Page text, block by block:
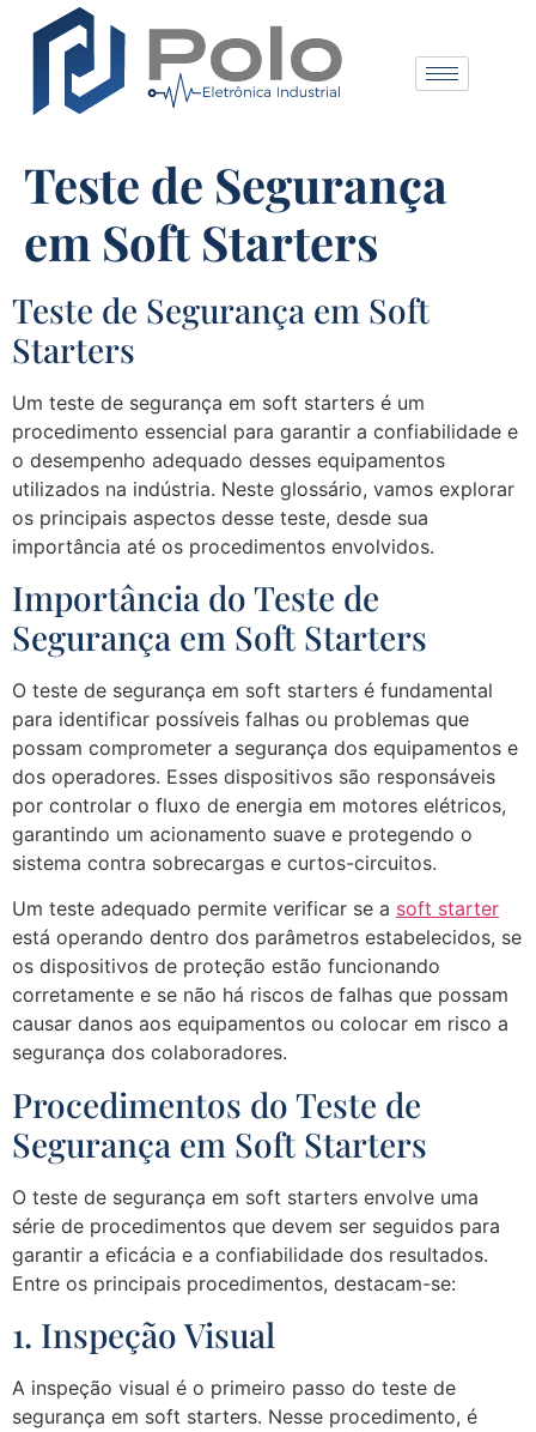
Teste de Segurança
em Soft Starters
Teste de Segurança em Soft
Starters
Um teste de segurança em soft starters é um
procedimento essencial para garantir a confiabilidade e
o desempenho adequado desses equipamentos
utilizados na indústria. Neste glossário, vamos explorar
os principais aspectos desse teste, desde sua
importância até os procedimentos envolvidos.
Importância do Teste de
Segurança em Soft Starters
O teste de segurança em soft starters é fundamental
para identificar possíveis falhas ou problemas que
possam comprometer a segurança dos equipamentos e
dos operadores. Esses dispositivos são responsáveis
por controlar o fluxo de energia em motores elétricos,
garantindo um acionamento suave e protegendo o
sistema contra sobrecargas e curtos-circuitos.
Um teste adequado permite verificar se a soft starter
está operando dentro dos parâmetros estabelecidos, se
os dispositivos de proteção estão funcionando
corretamente e se não há riscos de falhas que possam
causar danos aos equipamentos ou colocar em risco a
segurança dos colaboradores.
Procedimentos do Teste de
Segurança em Soft Starters
O teste de segurança em soft starters envolve uma
série de procedimentos que devem ser seguidos para
garantir a eficácia e a confiabilidade dos resultados.
Entre os principais procedimentos, destacam-se:
1. Inspeção Visual
A inspeção visual é o primeiro passo do teste de
segurança em soft starters. Nesse procedimento, é